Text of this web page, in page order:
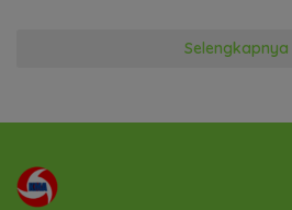
Selengkapnya